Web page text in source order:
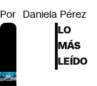
Por Daniela Pérez
LO
MÁS
LEÍDO